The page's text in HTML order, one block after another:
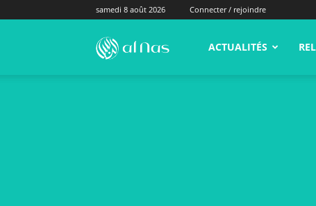
samedi 8 août 2026 Connecter / rejoindre
alNas.fr ACTUALITÉS